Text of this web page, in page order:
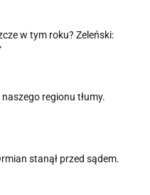
w tym roku? Zeleński:
regionu tłumy.
stanął przed sądem.